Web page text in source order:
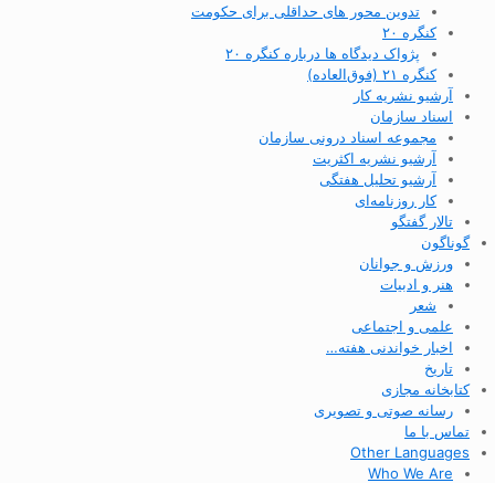
تدوین محور های حداقلی برای حکومت
کنگره ۲۰
پژواک دیدگاه ها درباره کنگره ۲۰
کنگره ۲۱ (فوق‌العاده)
آرشیو نشریه کار
اسناد سازمان
مجموعه اسناد درونی سازمان
آرشیو نشریه اکثریت
آرشیو تحلیل هفتگی
کار روزنامه‌ای
تالار گفتگو
گوناگون
ورزش و جوانان
هنر و ادبیات
شعر
علمی و اجتماعی
اخبار خواندنی هفته…
تاریخ
کتابخانه مجازی
رسانه صوتی و تصویری
تماس با ما
Other Languages
Who We Are